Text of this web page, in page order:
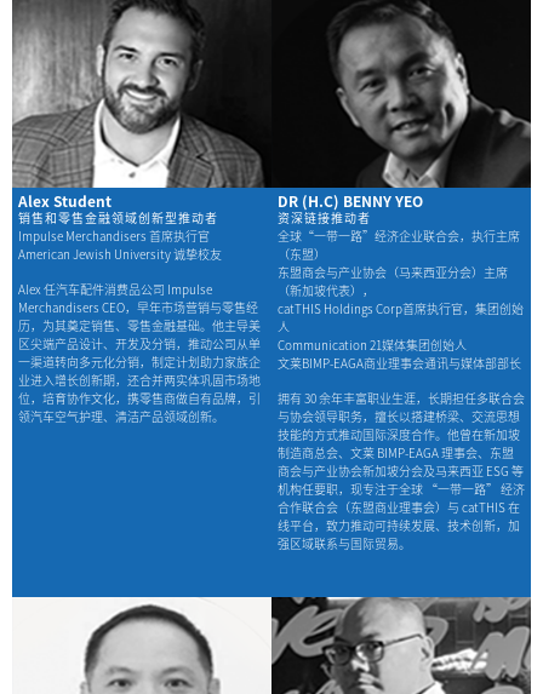
Alex Student
销售和零售金融领域创新型推动者
Impulse Merchandisers 首席执行官
American Jewish University 诚挚校友
Alex 任汽车配件消费品公司 Impulse
Merchandisers CEO，早年市场营销与零售经
历，为其奠定销售、零售金融基础。他主导美
区尖端产品设计、开发及分销，推动公司从单
一渠道转向多元化分销，制定计划助力家族企
业进入增长创新期，还合并两实体巩固市场地
位，培育协作文化，携零售商做自有品牌，引
领汽车空气护理、清洁产品领域创新。
DR (H.C) BENNY YEO
资深链接推动者
全球“一带一路”经济企业联合会，执行主席
（东盟）
东盟商会与产业协会（马来西亚分会）主席
（新加坡代表），
catTHIS Holdings Corp首席执行官，集团创始
人
Communication 21媒体集团创始人
文莱BIMP-EAGA商业理事会通讯与媒体部部长
拥有 30 余年丰富职业生涯，长期担任多联合会
与协会领导职务，擅长以搭建桥梁、交流思想
技能的方式推动国际深度合作。他曾在新加坡
制造商总会、文莱 BIMP-EAGA 理事会、东盟
商会与产业协会新加坡分会及马来西亚 ESG 等
机构任要职，现专注于全球 “一带一路” 经济
合作联合会（东盟商业理事会）与 catTHIS 在
线平台，致力推动可持续发展、技术创新，加
强区域联系与国际贸易。